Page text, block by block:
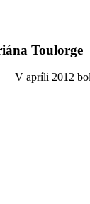
Toulorge
V apríli 2012